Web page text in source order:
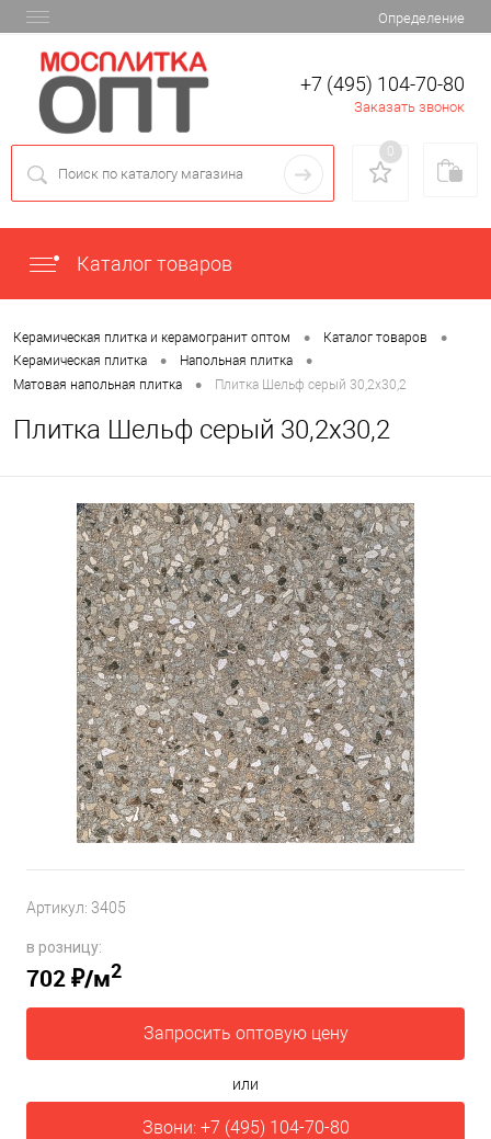
Определение
+7 (495) 104-70-80
Заказать звонок
0
Каталог товаров
Керамическая плитка и керамогранит оптом • Каталог товаров •
Керамическая плитка • Напольная плитка •
Матовая напольная плитка • Плитка Шельф серый 30,2х30,2
Плитка Шельф серый 30,2х30,2
Артикул: 3405
в розницу:
702 ₽/м2
Запросить оптовую цену
или
Звони: +7 (495) 104-70-80